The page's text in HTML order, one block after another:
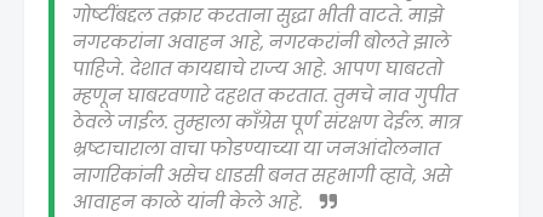
गोष्टींबद्दल तक्रार करताना सुद्धा भीती वाटते. माझे
नगरकरांना अवाहन आहे, नगरकरांनी बोलते झाले
पाहिजे. देशात कायद्याचे राज्य आहे. आपण घाबरतो
म्हणून घाबरवणारे दहशत करतात. तुमचे नाव गुपीत
ठेवले जाईल. तुम्हाला काँग्रेस पूर्ण संरक्षण देईल. मात्र
भ्रष्टाचाराला वाचा फोडण्याच्या या जनआंदोलनात
नागरिकांनी असेच धाडसी बनत सहभागी व्हावे, असे
आवाहन काळे यांनी केले आहे.